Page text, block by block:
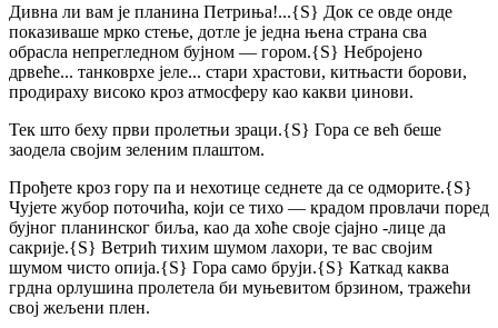
Дивна ли вам је планина Петриња!...{S} Док се овде онде
показиваше мрко стење, дотле је једна њена страна сва
обрасла непрегледном бујном — гором.{S} Небројено
дрвеће... танковрхе јеле... стари храстови, китњасти борови,
продираху високо кроз атмосферу као какви џинови.
Тек што беху први пролетњи зраци.{S} Гора се већ беше
заодела својим зеленим плаштом.
Прођете кроз гору па и нехотице седнете да се одморите.{S}
Чујете жубор поточића, који се тихо — крадом провлачи поред
бујног планинског биља, као да хоће своје сјајно -лице да
сакрије.{S} Ветрић тихим шумом лахори, те вас својим
шумом чисто опија.{S} Гора само бруји.{S} Каткад каква
грдна орлушина пролетела би муњевитом брзином, тражећи
свој жељени плен.